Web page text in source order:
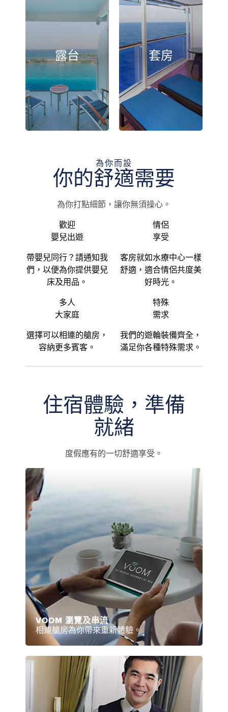
露台 套房
為你而設
你的舒適需要
為你打點細節，讓你無須操心。
歡迎
嬰兒出遊
帶嬰兒同行？請通知我
們，以便為你提供嬰兒
床及用品。
情侶
享受
客房就如水療中心一樣
舒適，適合情侶共度美
好時光。
多人
大家庭
選擇可以相連的艙房，
容納更多賓客。
特殊
需求
我們的遊輪裝備齊全，
滿足你各種特殊需求。
住宿體驗，準備
就緒
度假應有的一切舒適享受。
VOOM 瀏覽及串流
相連艙房為你帶來重新體驗。